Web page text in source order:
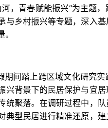
，青春赋能振兴”为主题
与乡村振兴等专题，深入
期间踏上跨区域文化研究
背景下的民居保护与宜居
统聚落。在调研过程中，
典型民居进行精准还原，